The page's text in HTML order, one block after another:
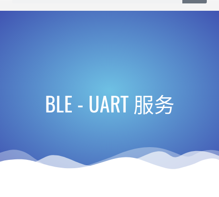
a
BLE - UART 服务